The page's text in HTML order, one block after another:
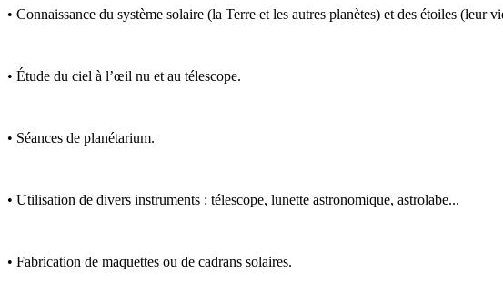
• Connaissance du système solaire (la Terre et les autres planètes) et des étoiles (leur
• Étude du ciel à l’œil nu et au télescope.
• Séances de planétarium.
• Utilisation de divers instruments : télescope, lunette astronomique, astrolabe...
• Fabrication de maquettes ou de cadrans solaires.